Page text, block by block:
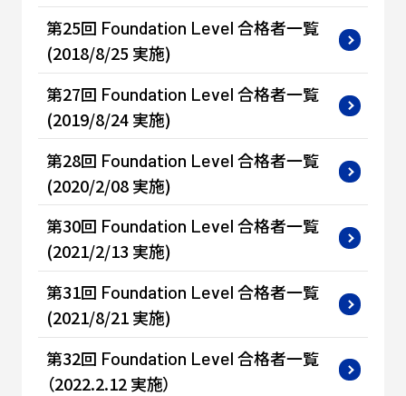
第25回 Foundation Level 合格者一覧
(2018/8/25 実施)
第27回 Foundation Level 合格者一覧
(2019/8/24 実施)
第28回 Foundation Level 合格者一覧
(2020/2/08 実施)
第30回 Foundation Level 合格者一覧
(2021/2/13 実施)
第31回 Foundation Level 合格者一覧
(2021/8/21 実施)
第32回 Foundation Level 合格者一覧
（2022.2.12 実施）